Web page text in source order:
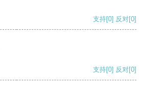
支持[0] 反对[0]
支持[0] 反对[0]